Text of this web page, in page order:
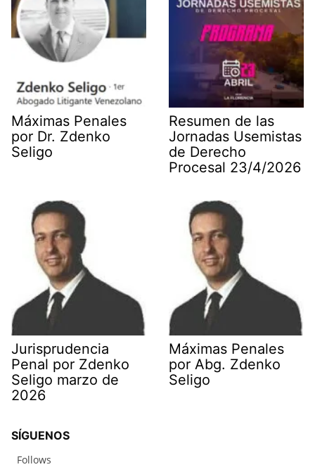
Máximas Penales
por Dr. Zdenko
Seligo
Resumen de las
Jornadas Usemistas
de Derecho
Procesal 23/4/2026
Jurisprudencia
Penal por Zdenko
Seligo marzo de
2026
Máximas Penales
por Abg. Zdenko
Seligo
SÍGUENOS
Follows